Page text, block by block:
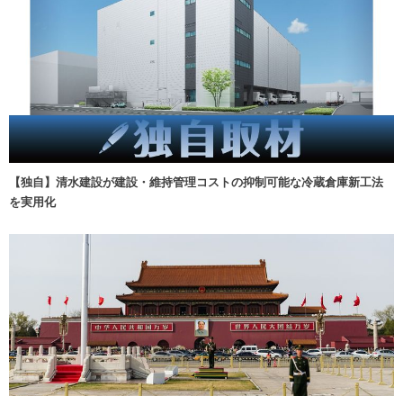
【独自】清水建設が建設・維持管理コストの抑制可能な冷蔵倉庫新工法
を実用化